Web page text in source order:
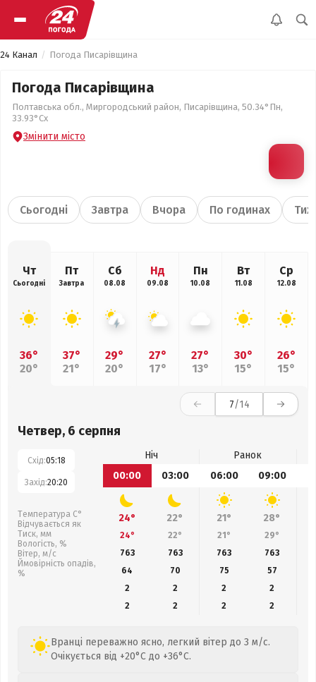
24 Канал Погода Писарівщина
Погода Писарівщина
Полтавська обл., Миргородський район, Писарівщина, 50.34°Пн,
33.93°Сх
Змінити місто
Сьогодні Завтра Вчора По годинах
Чт
Сьогодні
36°
20°
Пт
Завтра
37°
21°
Сб
08.08
29°
20°
Нд
09.08
27°
17°
Пн
10.08
27°
13°
Вт
11.08
30°
15°
Ср
12.08
26°
15°
7/14
Четвер, 6 серпня
Схід:05:18
Захід:20:20
Температура С°
Відчувається як
Тиск, мм
Вологість, %
Вітер, м/с
Ймовірність опадів,
%
Ніч
Ранок
00:00
03:00 06:00 09:00
24° 22° 21° 28°
24° 22° 21° 29°
763
763 763 763
64
70 75 57
2
2 2
2
2
2 2 2
Вранці переважно ясно, легкий вітер до 3 м/с.
Очікується від +20°C до +36°C.